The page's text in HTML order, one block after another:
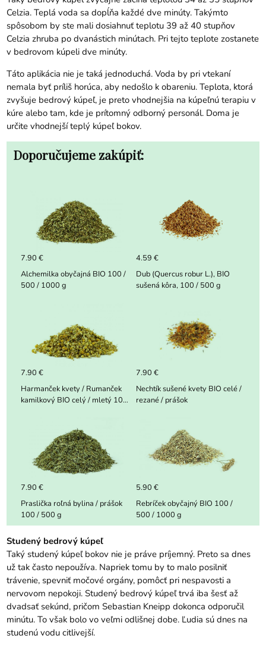
Celzia. Teplá voda sa dopĺňa každé dve minúty. Takýmto
spôsobom by ste mali dosiahnuť teplotu 39 až 40 stupňov
Celzia zhruba po dvanástich minútach. Pri tejto teplote zostanete
v bedrovom kúpeli dve minúty.
Táto aplikácia nie je taká jednoduchá. Voda by pri vtekaní
nemala byť príliš horúca, aby nedošlo k obareniu. Teplota, ktorá
zvyšuje bedrový kúpeľ, je preto vhodnejšia na kúpeľnú terapiu v
kúre alebo tam, kde je prítomný odborný personál. Doma je
určite vhodnejší teplý kúpeľ bokov.
Doporučujeme zakúpiť:
7.90 €
Alchemilka obyčajná BIO 100 /
500 / 1000 g
4.59 €
Dub (Quercus robur L.), BIO
sušená kôra, 100 / 500 g
7.90 €
Harmanček kvety / Rumanček
kamilkový BIO celý / mletý 100
7.90 €
Nechtík sušené kvety BIO celé /
rezané / prášok
7.90 €
Praslička roľná bylina / prášok
100 / 500 g
5.90 €
Rebríček obyčajný BIO 100 /
500 / 1000 g
Studený bedrový kúpeľ
Taký studený kúpeľ bokov nie je práve príjemný. Preto sa dnes
už tak často nepoužíva. Napriek tomu by to malo posilniť
trávenie, spevniť močové orgány, pomôcť pri nespavosti a
nervovom nepokoji. Studený bedrový kúpeľ trvá iba šesť až
dvadsať sekúnd, pričom Sebastian Kneipp dokonca odporučil
minútu. To však bolo vo veľmi odlišnej dobe. Ľudia sú dnes na
studenú vodu citlivejší.